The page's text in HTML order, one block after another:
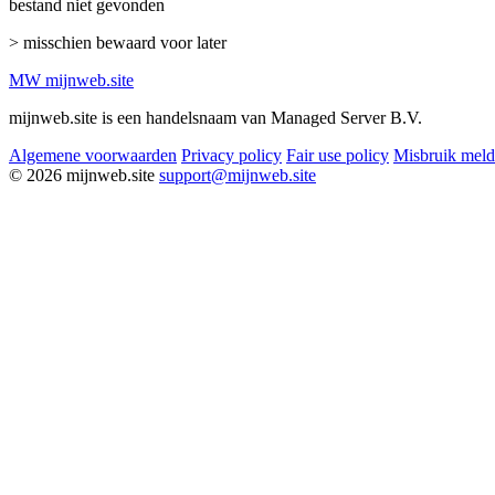
bestand niet gevonden
> misschien bewaard voor later
MW mijnweb.site
mijnweb.site is een handelsnaam van Managed Server B.V.
Algemene voorwaarden Privacy policy Fair use policy Misbruik
© 2026 mijnweb.site support@mijnweb.site